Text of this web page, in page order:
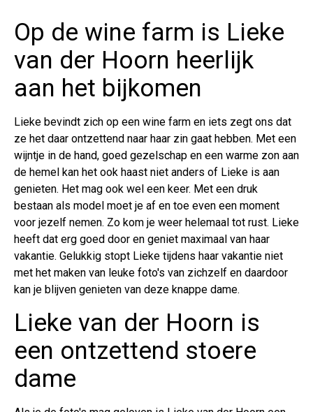
Op de wine farm is Lieke
van der Hoorn heerlijk
aan het bijkomen
Lieke bevindt zich op een wine farm en iets zegt ons dat
ze het daar ontzettend naar haar zin gaat hebben. Met een
wijntje in de hand, goed gezelschap en een warme zon aan
de hemel kan het ook haast niet anders of Lieke is aan
genieten. Het mag ook wel een keer. Met een druk
bestaan als model moet je af en toe even een moment
voor jezelf nemen. Zo kom je weer helemaal tot rust. Lieke
heeft dat erg goed door en geniet maximaal van haar
vakantie. Gelukkig stopt Lieke tijdens haar vakantie niet
met het maken van leuke foto's van zichzelf en daardoor
kan je blijven genieten van deze knappe dame.
Lieke van der Hoorn is
een ontzettend stoere
dame